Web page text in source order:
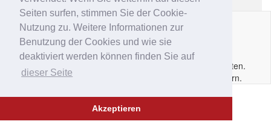
Seiten surfen, stimmen Sie der Cookie-
Nutzung zu. Weitere Informationen zur
Benutzung der Cookies und wie sie
deaktiviert werden können finden Sie auf
dieser Seite
Akzeptieren
Impressum|Datenschutz|AGB| Kontakt|
IT02621350210
Copyright © 2014 - 2026 Immobar.it. Alle Rechte vorbehalten.
Ausgewiesene Marken gehören den jeweiligen Eigentümern.